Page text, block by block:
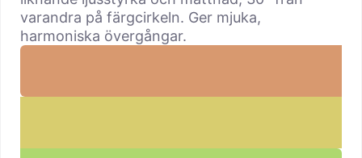
varandra på färgcirkeln. Ger mjuka,
harmoniska övergångar.